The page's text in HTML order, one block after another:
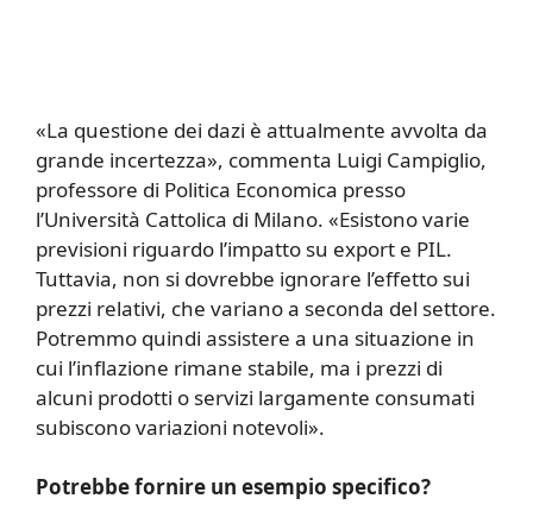
«La questione dei dazi è attualmente avvolta da
grande incertezza», commenta Luigi Campiglio,
professore di Politica Economica presso
l’Università Cattolica di Milano. «Esistono varie
previsioni riguardo l’impatto su export e PIL.
Tuttavia, non si dovrebbe ignorare l’effetto sui
prezzi relativi, che variano a seconda del settore.
Potremmo quindi assistere a una situazione in
cui l’inflazione rimane stabile, ma i prezzi di
alcuni prodotti o servizi largamente consumati
subiscono variazioni notevoli».
Potrebbe fornire un esempio specifico?